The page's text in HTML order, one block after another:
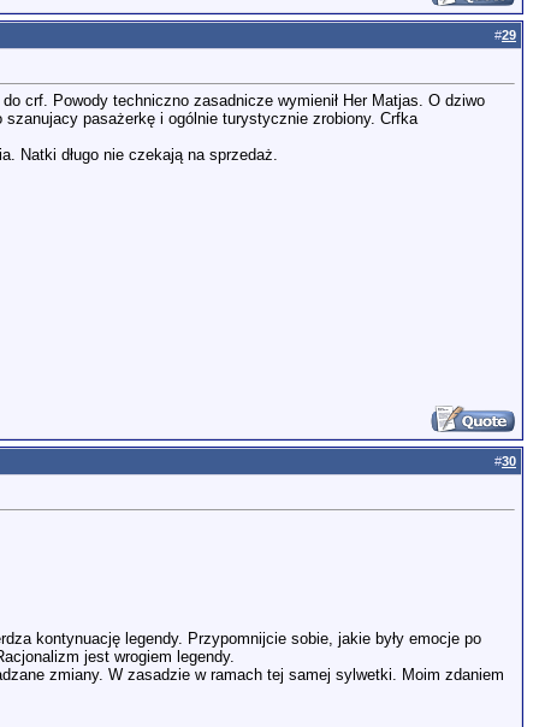
#29
crf. Powody techniczno zasadnicze wymienił Her Matjas. O dziwo
pasażerkę i ogólnie turystycznie zrobiony. Crfka
Natki długo nie czekają na sprzedaż.
#30
kontynuację legendy. Przypomnijcie sobie, jakie były emocje po
jest wrogiem legendy.
zmiany. W zasadzie w ramach tej samej sylwetki. Moim zdaniem